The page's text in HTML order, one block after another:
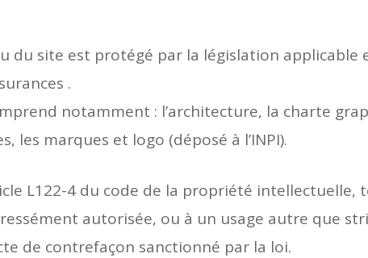
du site est protégé par la législation
.
notamment : l’architecture, la charte
les marques et logo (déposé à l’INPI).
L122-4 du code de la propriété
autorisée, ou à un usage autre que
de contrefaçon sanctionné par la loi.